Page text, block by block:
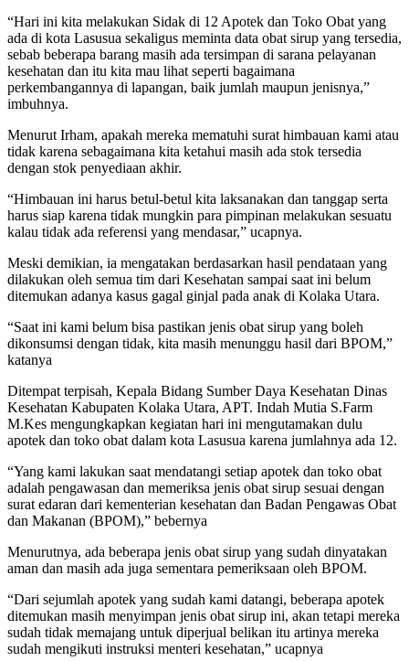
“Hari ini kita melakukan Sidak di 12 Apotek dan Toko Obat yang
ada di kota Lasusua sekaligus meminta data obat sirup yang tersedia,
sebab beberapa barang masih ada tersimpan di sarana pelayanan
kesehatan dan itu kita mau lihat seperti bagaimana
perkembangannya di lapangan, baik jumlah maupun jenisnya,”
imbuhnya.
Menurut Irham, apakah mereka mematuhi surat himbauan kami atau
tidak karena sebagaimana kita ketahui masih ada stok tersedia
dengan stok penyediaan akhir.
“Himbauan ini harus betul-betul kita laksanakan dan tanggap serta
harus siap karena tidak mungkin para pimpinan melakukan sesuatu
kalau tidak ada referensi yang mendasar,” ucapnya.
Meski demikian, ia mengatakan berdasarkan hasil pendataan yang
dilakukan oleh semua tim dari Kesehatan sampai saat ini belum
ditemukan adanya kasus gagal ginjal pada anak di Kolaka Utara.
“Saat ini kami belum bisa pastikan jenis obat sirup yang boleh
dikonsumsi dengan tidak, kita masih menunggu hasil dari BPOM,”
katanya
Ditempat terpisah, Kepala Bidang Sumber Daya Kesehatan Dinas
Kesehatan Kabupaten Kolaka Utara, APT. Indah Mutia S.Farm
M.Kes mengungkapkan kegiatan hari ini mengutamakan dulu
apotek dan toko obat dalam kota Lasusua karena jumlahnya ada 12.
“Yang kami lakukan saat mendatangi setiap apotek dan toko obat
adalah pengawasan dan memeriksa jenis obat sirup sesuai dengan
surat edaran dari kementerian kesehatan dan Badan Pengawas Obat
dan Makanan (BPOM),” bebernya
Menurutnya, ada beberapa jenis obat sirup yang sudah dinyatakan
aman dan masih ada juga sementara pemeriksaan oleh BPOM.
“Dari sejumlah apotek yang sudah kami datangi, beberapa apotek
ditemukan masih menyimpan jenis obat sirup ini, akan tetapi mereka
sudah tidak memajang untuk diperjual belikan itu artinya mereka
sudah mengikuti instruksi menteri kesehatan,” ucapnya